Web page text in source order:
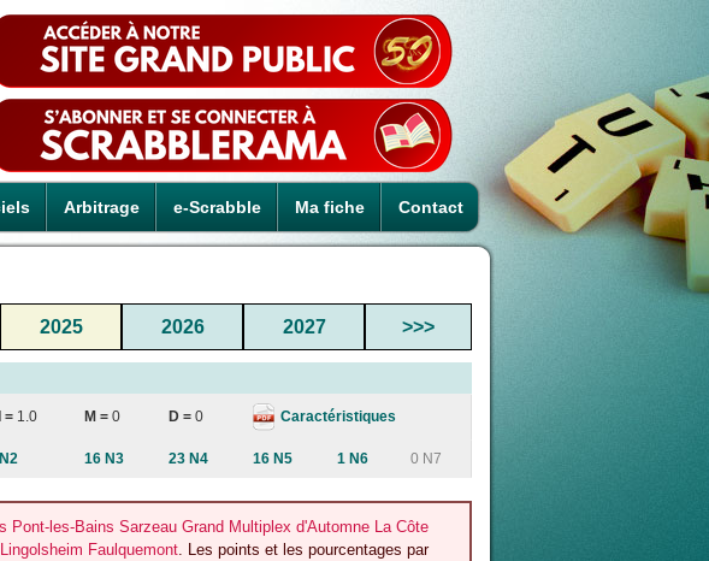
Arbitrage e-Scrabble Ma fiche Contact
2025 2026 2027 >>>
= 1.0 M = 0 D = 0 Caractéristiques
16 N3 23 N4 16 N5 1 N6 0 N7
Pont-les-Bains Sarzeau Grand Multiplex d'Automne La Côte
Faulquemont. Les points et les pourcentages par